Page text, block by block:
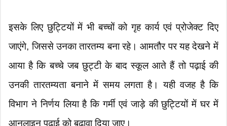
इसके लिए छुट्टियों में भी बच्चों को गृह कार्य एवं प्रोजेक्ट दिए
जाएंगे, जिससे उनका तारतम्य बना रहे। आमतौर पर यह देखने में
आया है कि बच्चे जब छुट्टी के बाद स्कूल आते हैं तो पढ़ाई की
उनकी तारतम्यता बनाने में समय लगता है। यही वजह है कि
विभाग ने निर्णय लिया है कि गर्मी एवं जाड़े की छुट्टियों में घर में
आनलाइन पढ़ाई को बढ़ावा दिया जाए।